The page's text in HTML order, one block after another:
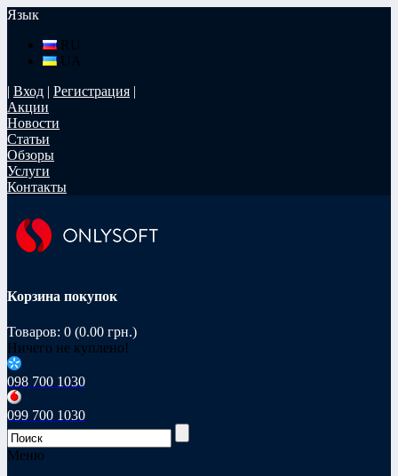
Язык
RU
UA
| Вход | Регистрация |
Акции
Новости
Статьи
Обзоры
Услуги
Контакты
Корзина покупок
Товаров: 0 (0.00 грн.)
Ничего не куплено!
098 700 1030
099 700 1030
Меню